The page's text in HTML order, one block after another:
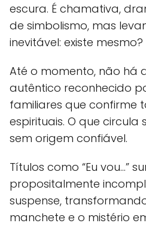
escura. É chamativa,
de simbolismo, mas
inevitável: existe mesmo?
Até o momento, não há
autêntico reconhecido
familiares que confirme
espirituais. O que
sem origem confiável.
Títulos como “Eu vou…”
propositalmente
suspense,
manchete e o mistério